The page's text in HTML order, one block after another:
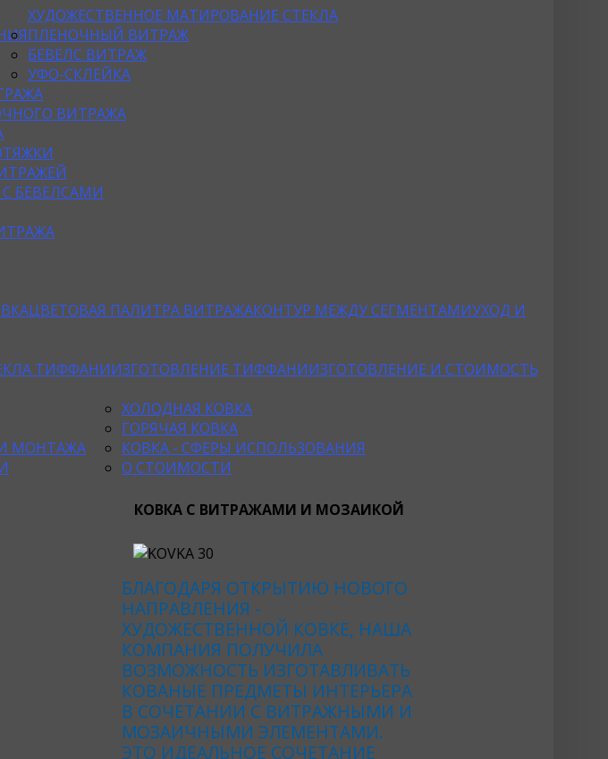
ХУДОЖЕСТВЕННОЕ МАТИРОВАНИЕ СТЕКЛА
ПЛЕНОЧНЫЙ ВИТРАЖ
ВИТРАЖА
БЕВЕЛС ВИТРАЖ
БЕВЕЛСАМИ
УФО-СКЛЕЙКА
ЦВЕТОВАЯ ПАЛИТРА ВИТРАЖАКОНТУР МЕЖДУ СЕГМЕНТАМИУХОД И
ТИФФАНИИЗГОТОВЛЕНИЕ ТИФФАНИИЗГОТОВЛЕНИЕ И СТОИМОСТЬ
МОНТАЖА
ХОЛОДНАЯ КОВКА
ГОРЯЧАЯ КОВКА
КОВКА - СФЕРЫ ИСПОЛЬЗОВАНИЯ
О СТОИМОСТИ
КОВКА С ВИТРАЖАМИ И МОЗАИКОЙ
БЛАГОДАРЯ ОТКРЫТИЮ НОВОГО
НАПРАВЛЕНИЯ -
ХУДОЖЕСТВЕННОЙ КОВКЕ, НАША
КОМПАНИЯ ПОЛУЧИЛА
ВОЗМОЖНОСТЬ ИЗГОТАВЛИВАТЬ
КОВАНЫЕ ПРЕДМЕТЫ ИНТЕРЬЕРА
В СОЧЕТАНИИ С ВИТРАЖНЫМИ И
МОЗАИЧНЫМИ ЭЛЕМЕНТАМИ.
ЭТО ИДЕАЛЬНОЕ СОЧЕТАНИЕ